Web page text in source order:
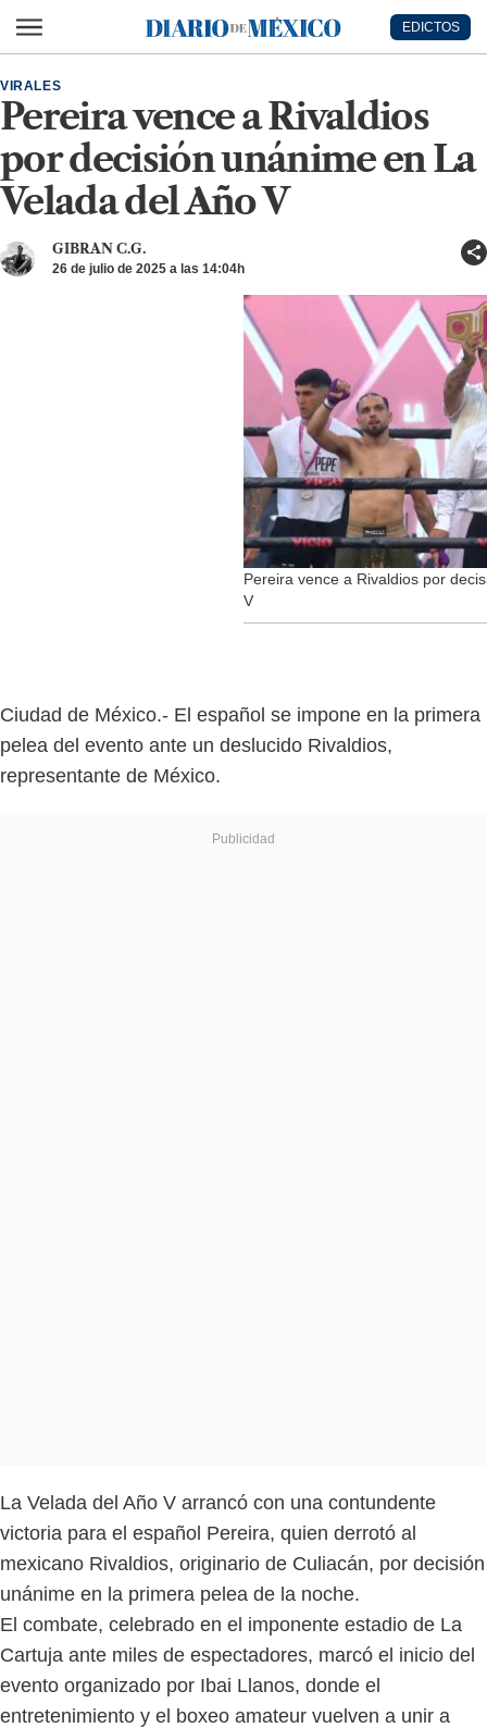
Diario de México
EDICTOS
Pereira vence a Rivaldios
por decisión unánime en La
Velada del Año V
VIRALES
GIBRAN C.G.
26 de julio de 2025 a las 14:04h
Pereira vence a Rivaldios por
V
Ciudad de México.- El español se impone en la primera
pelea del evento ante un deslucido Rivaldios,
representante de México.
La Velada del Año V arrancó con una contundente
victoria para el español Pereira, quien derrotó al
mexicano Rivaldios, originario de Culiacán, por decisión
unánime en la primera pelea de la noche.
El combate, celebrado en el imponente estadio de La
Cartuja ante miles de espectadores, marcó el inicio del
evento organizado por Ibai Llanos, donde el
entretenimiento y el boxeo amateur vuelven a unir a